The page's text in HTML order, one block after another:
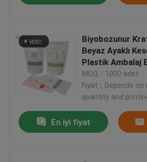
Biyobozunur
Beyaz Ayaklı
Plastik Ambalaj
Maması İçin
MOQ：1000 adet
Fiyat：Depends on
quantity and
En iyi fiyat